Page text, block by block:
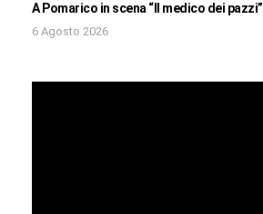
A Pomarico in scena “Il medico dei pazzi”
6 Agosto 2026